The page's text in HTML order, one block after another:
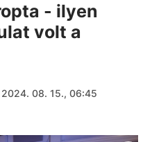
- ilyen
volt a
2024. 08. 15., 06:45